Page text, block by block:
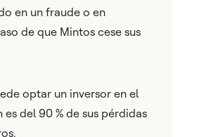
en un fraude o en
de que Mintos cese sus
optar un inversor en el
del 90 % de sus pérdidas